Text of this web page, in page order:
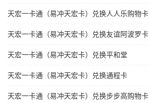
天宏一卡通（易冲天宏卡）兑换人人乐购物卡
天宏一卡通（易冲天宏卡）兑换友谊阿波罗卡
天宏一卡通（易冲天宏卡）兑换平和堂
天宏一卡通（易冲天宏卡）兑换通程卡
天宏一卡通（易冲天宏卡）兑换步步高购物卡